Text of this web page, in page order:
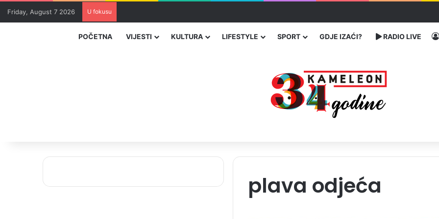
Friday, August 7 2026 U fokusu
POČETNA VIJESTI KULTURA LIFESTYLE SPORT GDJE IZAĆI? RADIO LIVE
plava odjeća